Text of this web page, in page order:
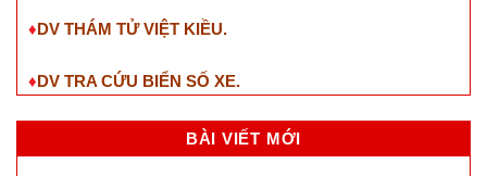
♦DV THÁM TỬ VIỆT KIỀU.
♦DV TRA CỨU BIỂN SỐ XE.
BÀI VIẾT MỚI